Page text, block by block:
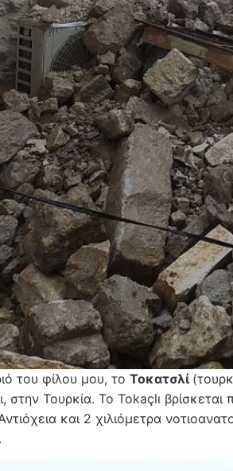
του φίλου μου, το Τοκατσλί
στην Τουρκία. Το Tokaçlı
και 2 χιλιόμετρα